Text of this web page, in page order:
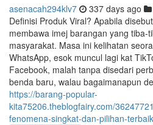
asenacah294klv7 337 days ago
Definisi Produk Viral? Apabila
membawa imej barangan yang tiba-
masyarakat. Masa ini kelihatan
WhatsApp, esok muncul lagi kat
Facebook, malah tanpa disedari
benda baru, walau bagaimanapun
https://barang-popular-
kita75206.theblogfairy.com/
fenomena-singkat-dan-pilihan-terbaik